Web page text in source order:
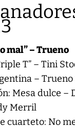
mal” – Trueno
T” – Tini
–
Mesa dulce
Merril
cuarteto: No